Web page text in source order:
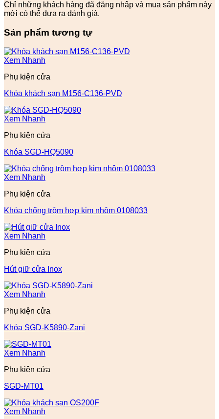
Chỉ những khách hàng đã đăng nhập và mua sản phẩm này
mới có thể đưa ra đánh giá.
Sản phẩm tương tự
Xem Nhanh
Phụ kiện cửa
Khóa khách sạn M156-C136-PVD
Xem Nhanh
Phụ kiện cửa
Khóa SGD-HQ5090
Xem Nhanh
Phụ kiện cửa
Khóa chống trộm hợp kim nhôm 0108033
Xem Nhanh
Phụ kiện cửa
Hút giữ cửa Inox
Xem Nhanh
Phụ kiện cửa
Khóa SGD-K5890-Zani
Xem Nhanh
Phụ kiện cửa
SGD-MT01
Xem Nhanh